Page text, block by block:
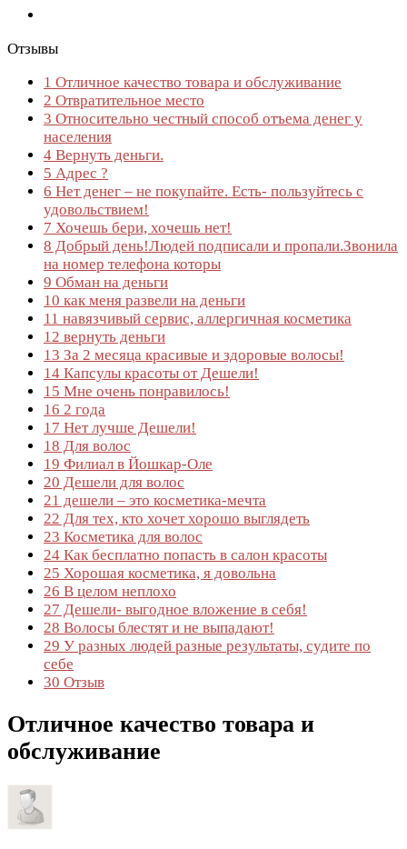
Отзывы
1 Отличное качество товара и обслуживание
2 Отвратительное место
3 Относительно честный способ отъема денег у
населения
4 Вернуть деньги.
5 Адрес ?
6 Нет денег – не покупайте. Есть- пользуйтесь с
удовольствием!
7 Хочешь бери, хочешь нет!
8 Добрый день!Людей подписали и пропали.Звонила
на номер телефона которы
9 Обман на деньги
10 как меня развели на деньги
11 навязчивый сервис, аллергичная косметика
12 вернуть деньги
13 За 2 месяца красивые и здоровые волосы!
14 Капсулы красоты от Дешели!
15 Мне очень понравилось!
16 2 года
17 Нет лучше Дешели!
18 Для волос
19 Филиал в Йошкар-Оле
20 Дешели для волос
21 дешели – это косметика-мечта
22 Для тех, кто хочет хорошо выглядеть
23 Косметика для волос
24 Как бесплатно попасть в салон красоты
25 Хорошая косметика, я довольна
26 В целом неплохо
27 Дешели- выгодное вложение в себя!
28 Волосы блестят и не выпадают!
29 У разных людей разные результаты, судите по
себе
30 Отзыв
Отличное качество товара и
обслуживание